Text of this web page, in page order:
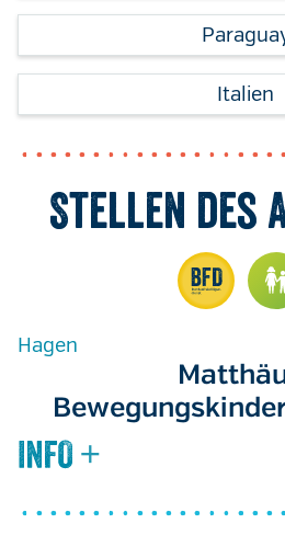
Italien
Stellen des
Hagen